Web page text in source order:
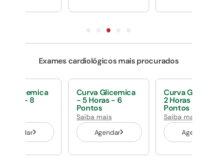
Exames cardiológicos mais procurados
Glicemica
- 8
Agendar
Curva Glicemica
- 5 Horas - 6
Pontos
Saiba mais
Agendar
Curva
2 Horas - 2
Pontos
Saiba mais
Agendar